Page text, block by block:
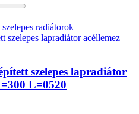
radiátorok
szelepes lapradiátor
L=0520